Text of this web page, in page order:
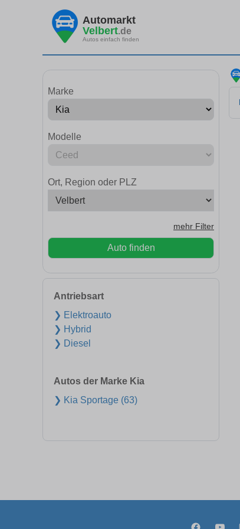
Automarkt
Velbert.de
Autos einfach finden
Marke
Modelle
Ort, Region oder PLZ
mehr Filter
Auto finden
Antriebsart
❯ Elektroauto
❯ Hybrid
❯ Diesel
Autos der Marke Kia
❯ Kia Sportage (63)